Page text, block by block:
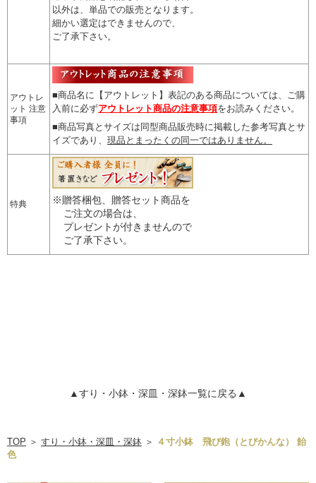
以外は、単品での販売となります。
細かい選定はできませんので
ご了承下さい。
アウトレ
ット 注意
事項
■商品名に【アウトレット】表記のある商品については、
ご購
入前に必ずアウトレット商品の注意事項をお読みください。
■商品写真とサイズは同型商品販売時に掲載した参考写真とサ
イズであり、 現品とまったくの同一ではありません。
特典
※贈答梱包、贈答セット商品を
ご注文の場合は、
プレゼントが付きませんので
ご了承下さい。
▲すり・小鉢・深皿・深鉢一覧に戻る▲
TOP ＞ すり・小鉢・深皿・深鉢 ＞
４寸小鉢 飛び鉋（とびかんな） 飴
色